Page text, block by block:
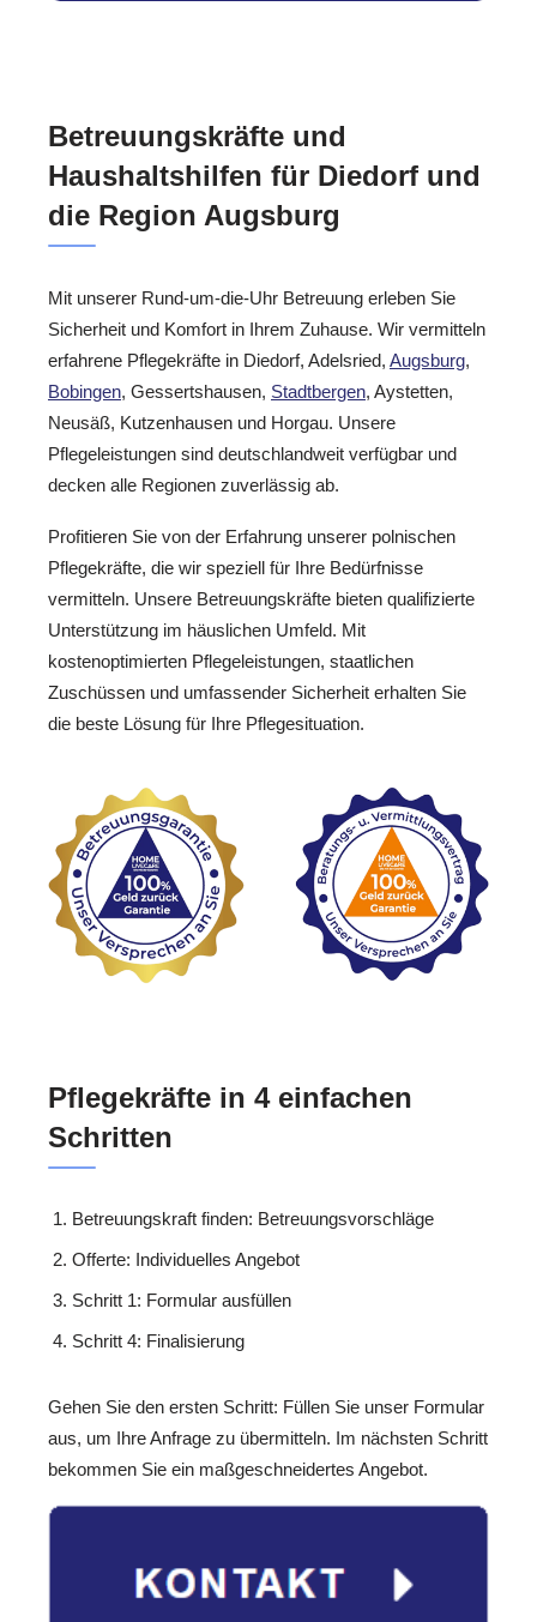
Betreuungskräfte und
Haushaltshilfen für Diedorf und
die Region Augsburg
Mit unserer Rund-um-die-Uhr Betreuung erleben Sie
Sicherheit und Komfort in Ihrem Zuhause. Wir vermitteln
erfahrene Pflegekräfte in Diedorf, Adelsried, Augsburg,
Bobingen, Gessertshausen, Stadtbergen, Aystetten,
Neusäß, Kutzenhausen und Horgau. Unsere
Pflegeleistungen sind deutschlandweit verfügbar und
decken alle Regionen zuverlässig ab.
Profitieren Sie von der Erfahrung unserer polnischen
Pflegekräfte, die wir speziell für Ihre Bedürfnisse
vermitteln. Unsere Betreuungskräfte bieten qualifizierte
Unterstützung im häuslichen Umfeld. Mit
kostenoptimierten Pflegeleistungen, staatlichen
Zuschüssen und umfassender Sicherheit erhalten Sie
die beste Lösung für Ihre Pflegesituation.
Pflegekräfte in 4 einfachen
Schritten
Betreuungskraft finden: Betreuungsvorschläge
Offerte: Individuelles Angebot
Schritt 1: Formular ausfüllen
Schritt 4: Finalisierung
Gehen Sie den ersten Schritt: Füllen Sie unser Formular
aus, um Ihre Anfrage zu übermitteln. Im nächsten Schritt
bekommen Sie ein maßgeschneidertes Angebot.